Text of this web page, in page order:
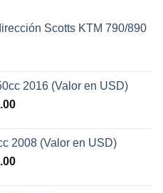
Scotts KTM 790/890
2016 (Valor en USD)
El
es:
$3,500.00.
2008 (Valor en USD)
El